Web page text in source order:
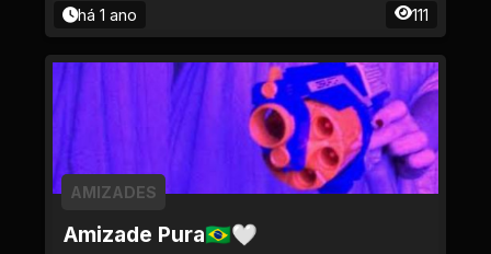
há 1 ano 111
Amizade Pura🇧🇷🤍
AMIZADES